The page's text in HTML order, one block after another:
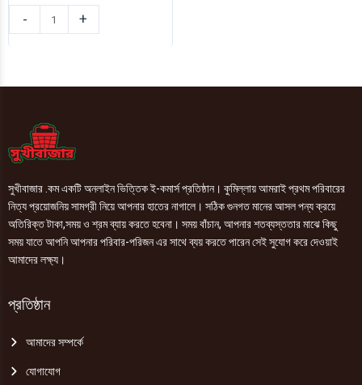
-
নাটি
বিস্কুট
+
সুখীবাজার .কম একটি অনলাইন ভিত্তিক ই-কমার্স প্রতিষ্ঠান। কুমিল্লায় আমরাই প্রথম পরিবারের
নিত্য প্রয়োজনিয় সামগ্রী নিয়ে আপনার হাতের নাগালে। সঠিক গুনগত মানের আসল পন্য ক্রয়ে
অতিরিক্ত টাকা,সময় ও শ্রম ব্যায় করতে হবেনা। সময় বাঁচান, আপনার শতব্যস্ততার মাঝে কিছু
সময় যাতে আপনি আপনার পরিবার-পরিজন এর সাথে ব্যয় করতে পারেন সেই সুযোগ করে দেওয়াই
আমাদের লক্ষ্য।
প্রতিষ্ঠান
আমাদের সম্পর্কে
যোগাযোগ